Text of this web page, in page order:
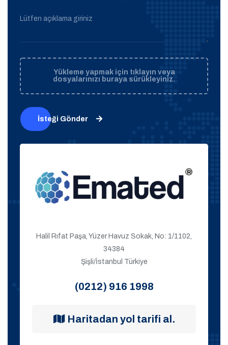
Lütfen açıklama giriniz
Yükleme yapmak için tıklayın veya
dosyalarınızı buraya sürükleyiniz.
İsteği Gönder
Halil Rıfat Paşa, Yüzer Havuz Sokak, No: 1/1102,
34384
Şişli/İstanbul Türkiye
(0212) 916 1998
Haritadan yol tarifi al.